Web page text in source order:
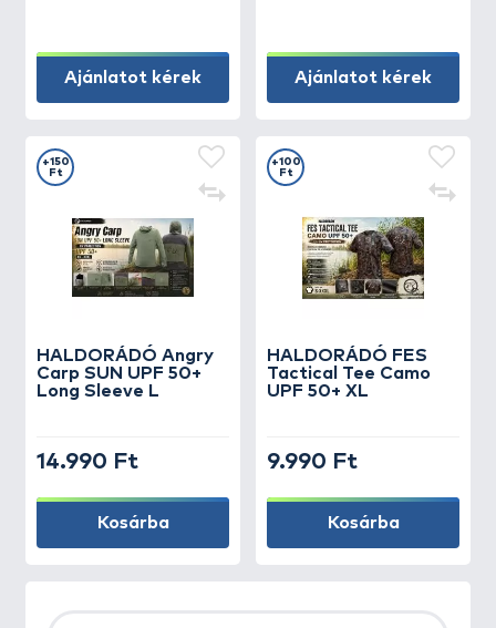
Ajánlatot kérek Ajánlatot kérek
HALDORÁDÓ Angry
Carp SUN UPF 50+
Long Sleeve L
+150
Ft
14.990 Ft
Kosárba
HALDORÁDÓ FES
Tactical Tee Camo
UPF 50+ XL
+100
Ft
9.990 Ft
Kosárba